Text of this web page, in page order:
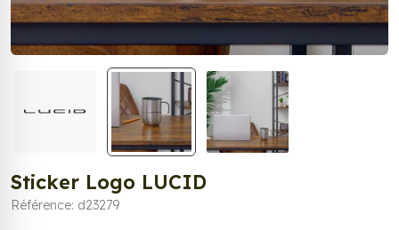
Sticker Logo LUCID
Référence: d23279